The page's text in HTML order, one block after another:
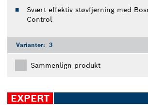
Svært effektiv støvfjerning med
Control
Varianter: 3
Sammenlign produkt
EXPERT